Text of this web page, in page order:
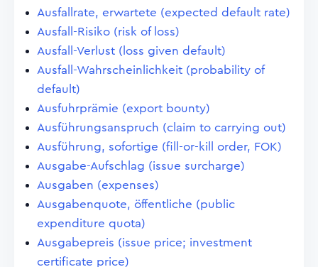
Ausfallrate, erwartete (expected default rate)
Ausfall-Risiko (risk of loss)
Ausfall-Verlust (loss given default)
Ausfall-Wahrscheinlichkeit (probability of
default)
Ausfuhrprämie (export bounty)
Ausführungsanspruch (claim to carrying out)
Ausführung, sofortige (fill-or-kill order, FOK)
Ausgabe-Aufschlag (issue surcharge)
Ausgaben (expenses)
Ausgabenquote, öffentliche (public
expenditure quota)
Ausgabepreis (issue price; investment
certificate price)